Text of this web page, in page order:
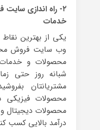
۲- راه اندازی
خدمات
یکی از بهترین
وب سایت فروش
محصولات و
شبانه روز حتی
مشتریانتان
محصولات فیزیکی
محصولات دیجیتال و
درآمد بالایی کسب